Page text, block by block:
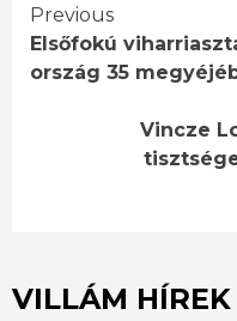
Continue
Reading
Previous
Elsőfokú
ország 35
Vincze
VILLÁM HÍREK